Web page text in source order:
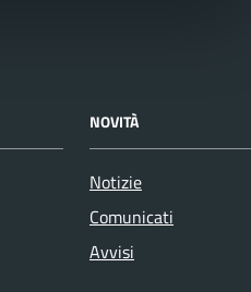
NOVITÀ
Notizie
Comunicati
Avvisi